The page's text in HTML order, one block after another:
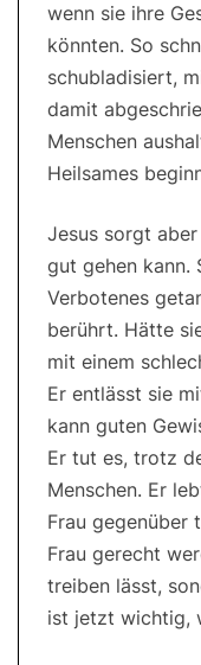
wenn sie ihre
könnten. So
schubladisiert,
damit
Menschen
Heilsames
Jesus sorgt
gut gehen kann.
Verbotenes
berührt. Hätte
mit einem
Er entlässt sie
kann guten
Er tut es, trotz
Menschen. Er
Frau gegenüber
Frau gerecht
treiben lässt,
ist jetzt wichtig,